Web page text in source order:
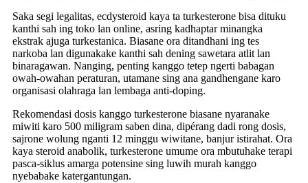
Saka segi legalitas, ecdysteroid kaya ta turkesterone bisa dituku
kanthi sah ing toko lan online, asring kadhaptar minangka
ekstrak ajuga turkestanica. Biasane ora ditandhani ing tes
narkoba lan digunakake kanthi sah dening sawetara atlit lan
binaragawan. Nanging, penting kanggo tetep ngerti babagan
owah-owahan peraturan, utamane sing ana gandhengane karo
organisasi olahraga lan lembaga anti-doping.
Rekomendasi dosis kanggo turkesterone biasane nyaranake
miwiti karo 500 miligram saben dina, dipérang dadi rong dosis,
sajrone wolung nganti 12 minggu wiwitane, banjur istirahat. Ora
kaya steroid anabolik, turkesterone umume ora mbutuhake terapi
pasca-siklus amarga potensine sing luwih murah kanggo
nyebabake katergantungan.